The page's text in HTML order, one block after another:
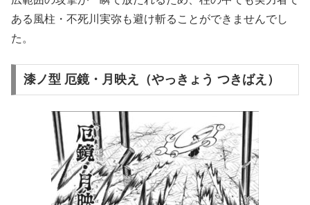
ある風柱・不死川実弥も避け斬ることができませんでし
た。
漆ノ型 厄鏡・月映え（やっきょう つきばえ）